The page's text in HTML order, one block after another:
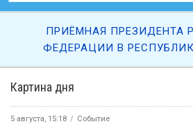
Картина дня
5 августа, 15:18 Событие
ПРИЁМНАЯ ПРЕЗИДЕНТА
ФЕДЕРАЦИИ В